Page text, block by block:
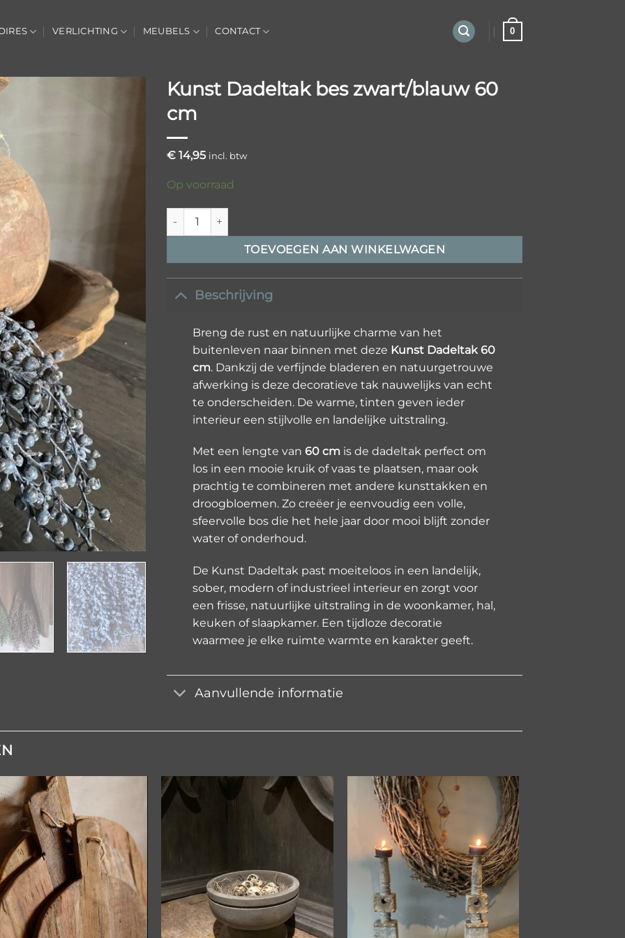
VERLICHTING MEUBELS CONTACT 0
Kunst Dadeltak bes zwart/blauw 60
cm
€ 14,95 incl. btw
Op voorraad
Kunst Dadeltak bes zwart/blauw 60 cm aantal
TOEVOEGEN AAN WINKELWAGEN
Beschrijving
Breng de rust en natuurlijke charme van het
buitenleven naar binnen met deze Kunst Dadeltak 60
cm. Dankzij de verfijnde bladeren en natuurgetrouwe
afwerking is deze decoratieve tak nauwelijks van echt
te onderscheiden. De warme, tinten geven ieder
interieur een stijlvolle en landelijke uitstraling.
Met een lengte van 60 cm is de dadeltak perfect om
los in een mooie kruik of vaas te plaatsen, maar ook
prachtig te combineren met andere kunsttakken en
droogbloemen. Zo creëer je eenvoudig een volle,
sfeervolle bos die het hele jaar door mooi blijft zonder
water of onderhoud.
De Kunst Dadeltak past moeiteloos in een landelijk,
sober, modern of industrieel interieur en zorgt voor
een frisse, natuurlijke uitstraling in de woonkamer, hal,
keuken of slaapkamer. Een tijdloze decoratie
waarmee je elke ruimte warmte en karakter geeft.
Aanvullende informatie
Toevoegen
aan
verlanglijst
Toevoegen
aan
verlanglijst
Toevoegen
verlanglijst